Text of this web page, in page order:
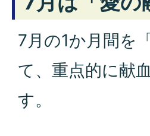
7月の1か月間を
て、重点的に献
す。